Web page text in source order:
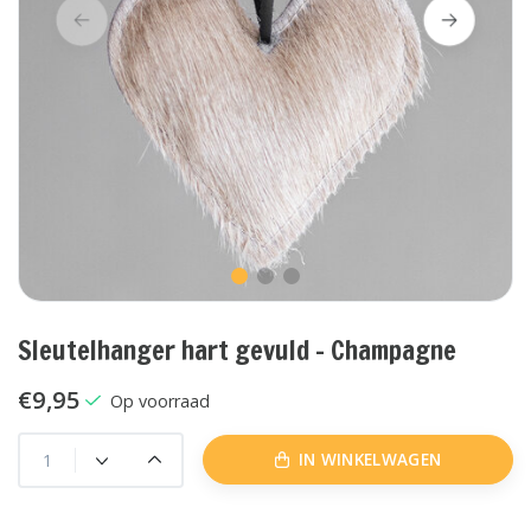
Sleutelhanger hart gevuld - Champagne
€9,95 Op voorraad
IN WINKELWAGEN